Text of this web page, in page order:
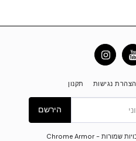
הצהרת נגישות תקנון
הירשם
Chrome Armor